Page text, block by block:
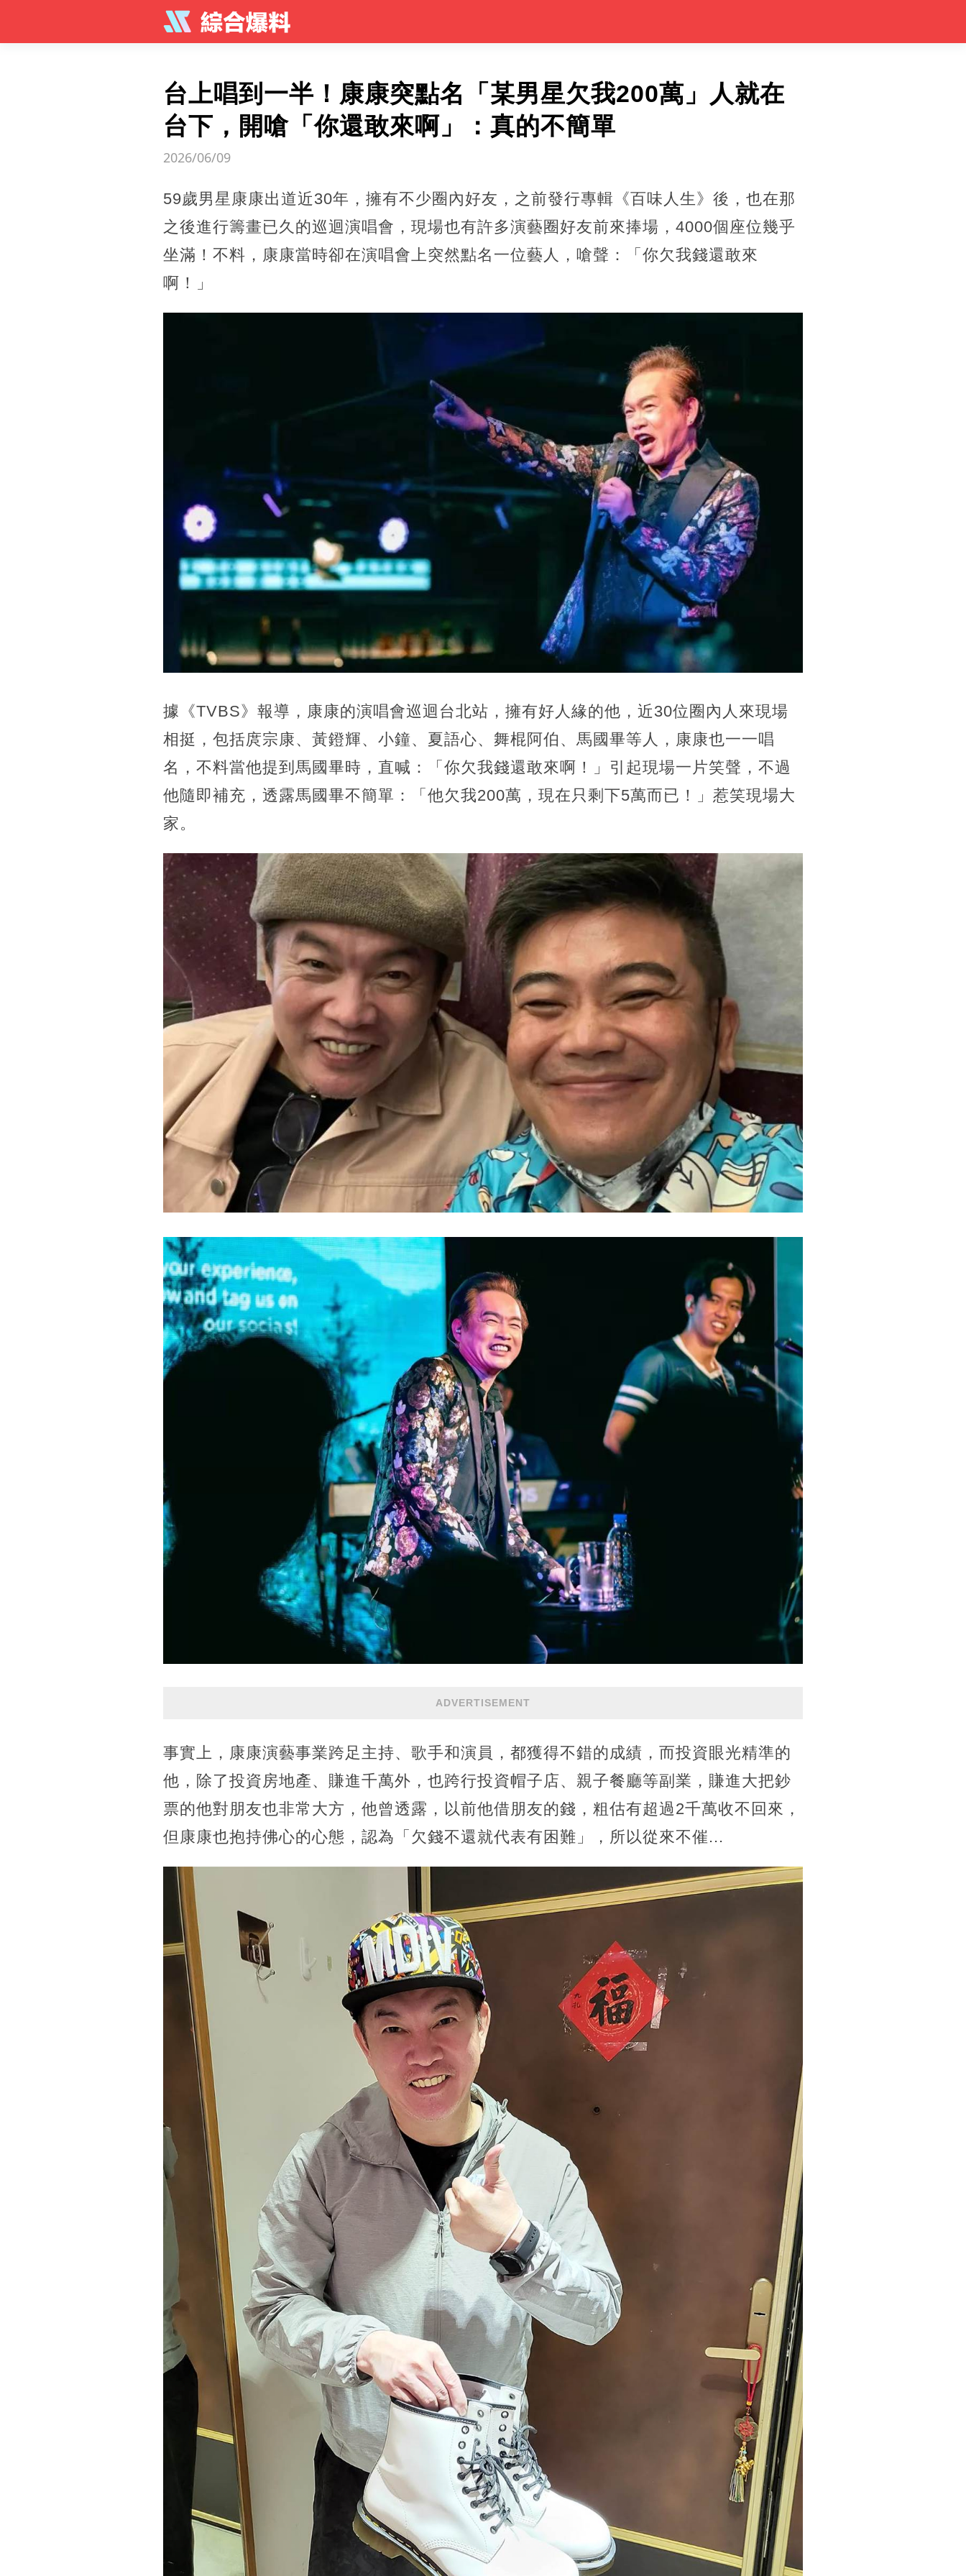
台上唱到一半！康康突點名「某男星欠我200萬」人就在
台下，開嗆「你還敢來啊」：真的不簡單
2026/06/09
59歲男星康康出道近30年，擁有不少圈內好友，之前發行專輯《百味人生》後，也在那
之後進行籌畫已久的巡迴演唱會，現場也有許多演藝圈好友前來捧場，4000個座位幾乎
坐滿！不料，康康當時卻在演唱會上突然點名一位藝人，嗆聲：「你欠我錢還敢來
啊！」
據《TVBS》報導，康康的演唱會巡迴台北站，擁有好人緣的他，近30位圈內人來現場
相挺，包括庹宗康、黃鐙輝、小鐘、夏語心、舞棍阿伯、馬國畢等人，康康也一一唱
名，不料當他提到馬國畢時，直喊：「你欠我錢還敢來啊！」引起現場一片笑聲，不過
他隨即補充，透露馬國畢不簡單：「他欠我200萬，現在只剩下5萬而已！」惹笑現場大
家。
ADVERTISEMENT
事實上，康康演藝事業跨足主持、歌手和演員，都獲得不錯的成績，而投資眼光精準的
他，除了投資房地產、賺進千萬外，也跨行投資帽子店、親子餐廳等副業，賺進大把鈔
票的他對朋友也非常大方，他曾透露，以前他借朋友的錢，粗估有超過2千萬收不回來，
但康康也抱持佛心的心態，認為「欠錢不還就代表有困難」，所以從來不催...